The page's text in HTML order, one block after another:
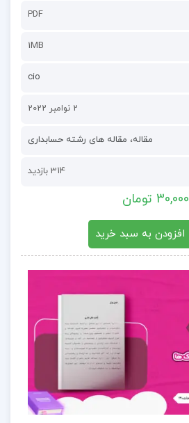
PDF
1MB
cio
2 نوامبر 2022
مقاله، مقاله های رشته حسابداری
314 بازدید
30,000 تومان
افزودن به سبد خرید